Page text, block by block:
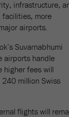
infrastructure,
facilities, more
airports.
Suvarnabhumi
airports handle
higher fees will
million Swiss
flights will